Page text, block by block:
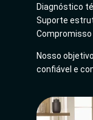
Diagnóstico
Suporte
Nosso
confiável e